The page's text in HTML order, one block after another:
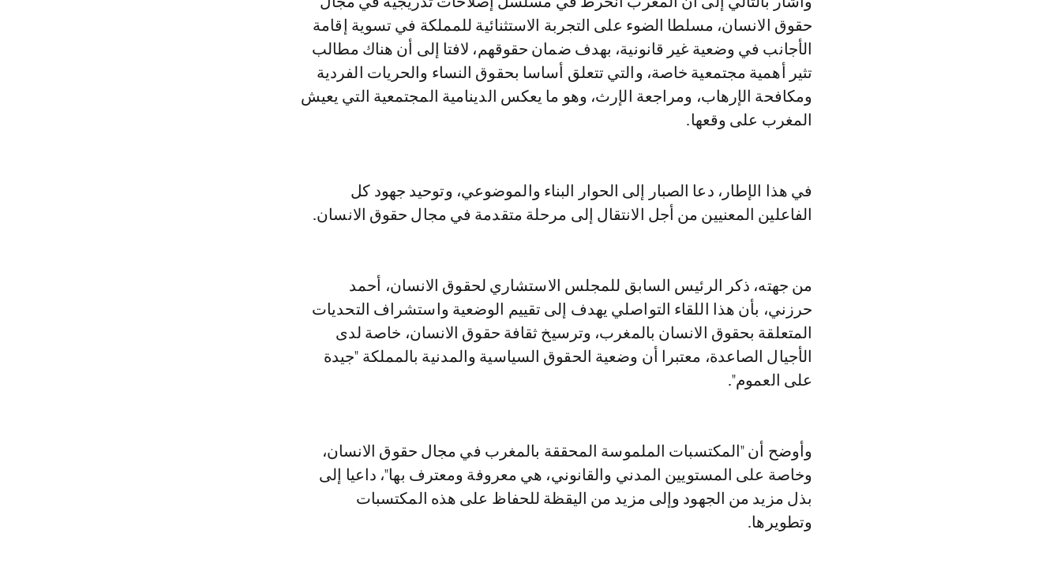
حقوق الانسان، مسلطا الضوء على التجربة الاستثنائية للمملكة في تسوية إقامة
الأجانب في وضعية غير قانونية، بهدف ضمان حقوقهم، لافتا إلى أن هناك مطالب
تثير أهمية مجتمعية خاصة، والتي تتعلق أساسا بحقوق النساء والحريات الفردية
ومكافحة الإرهاب، ومراجعة الإرث، وهو ما يعكس الدينامية المجتمعية التي يعيش
المغرب على وقعها.
في هذا الإطار، دعا الصبار إلى الحوار البناء والموضوعي، وتوحيد جهود كل
الفاعلين المعنيين من أجل الانتقال إلى مرحلة متقدمة في مجال حقوق الانسان.
من جهته، ذكر الرئيس السابق للمجلس الاستشاري لحقوق الانسان، أحمد
حرزني، بأن هذا اللقاء التواصلي يهدف إلى تقييم الوضعية واستشراف التحديات
المتعلقة بحقوق الانسان بالمغرب، وترسيخ ثقافة حقوق الانسان، خاصة لدى
الأجيال الصاعدة، معتبرا أن وضعية الحقوق السياسية والمدنية بالمملكة "جيدة
على العموم".
وأوضح أن "المكتسبات الملموسة المحققة بالمغرب في مجال حقوق الانسان،
وخاصة على المستويين المدني والقانوني، هي معروفة ومعترف بها"، داعيا إلى
بذل مزيد من الجهود وإلى مزيد من اليقظة للحفاظ على هذه المكتسبات
وتطويرها.